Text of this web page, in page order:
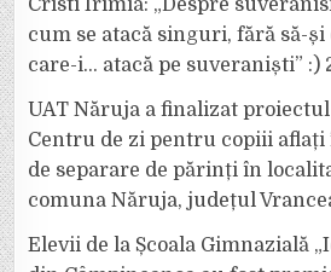
Cristi Irimia: „Despre
cum se atacă singuri, fără să-și
care-i… atacă pe suveraniști” :)
UAT Năruja a finalizat
Centru de zi pentru copiii
de separare de părinți în
comuna Năruja, județul
Elevii de la Școala Gimnazială